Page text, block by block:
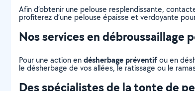
Afin d’obtenir une pelouse resplendissante,
profiterez d’une pelouse épaisse et verdoyante
Nos services en débroussaillage
Pour une action endésherbage préventifou en
le désherbage de vos allées, le ratissage ou le
Des spécialistes de la tonte de